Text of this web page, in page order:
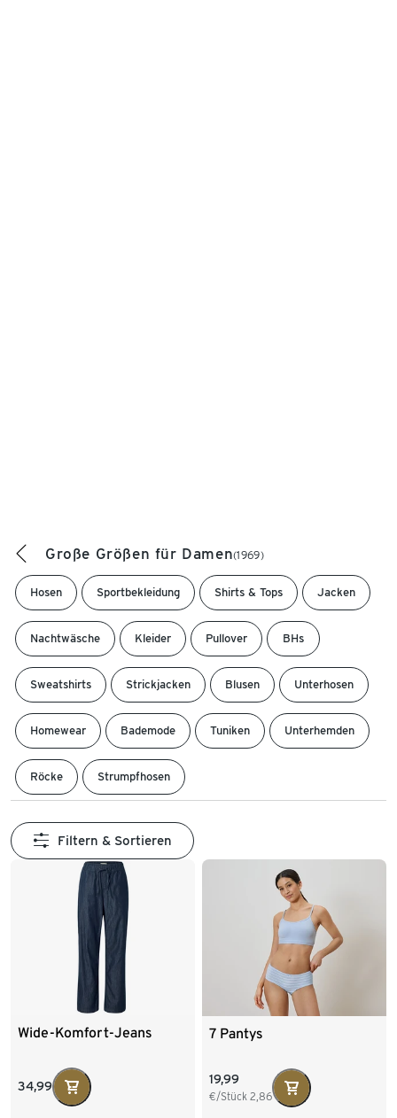
Große Größen für Damen(1969)
Hosen Sportbekleidung Shirts & Tops Jacken
Nachtwäsche Kleider Pullover BHs
Sweatshirts Strickjacken Blusen Unterhosen
Homewear Bademode Tuniken Unterhemden
Röcke Strumpfhosen
Filtern & Sortieren
Wide-Komfort-Jeans
34,99
7 Pantys
19,99
€/Stück 2,86